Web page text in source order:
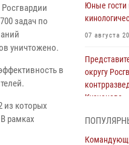
задач по
уничтожено.
в
из которых
рамках
Юные гости
07 августа
округу
Кузнецова
Ветеран